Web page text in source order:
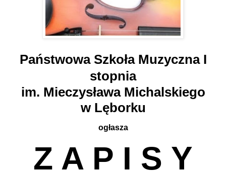
Państwowa Szkoła Muzyczna I
stopnia
im. Mieczysława Michalskiego
w Lęborku
ogłasza
Z A P I S Y